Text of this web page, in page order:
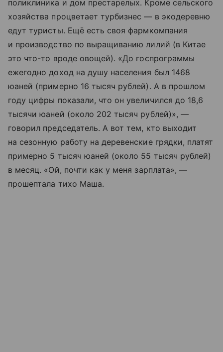
поликлиника и дом престарелых. Кроме сельского
хозяйства процветает турбизнес — в экодеревню
едут туристы. Ещё есть своя фармкомпания
и производство по выращиванию лилий (в Китае
это что-то вроде овощей). «До госпрограммы
ежегодно доход на душу населения был 1468
юаней (примерно 16 тысяч рублей). А в прошлом
году цифры показали, что он увеличился до 18,6
тысячи юаней (около 202 тысяч рублей)», —
говорил председатель. А вот тем, кто выходит
на сезонную работу на деревенские грядки, платят
примерно 5 тысяч юаней (около 55 тысяч рублей)
в месяц. «Ой, почти как у меня зарплата», —
прошептала тихо Маша.